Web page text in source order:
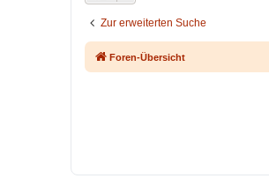
Zur erweiterten Suche
Foren-Übersicht